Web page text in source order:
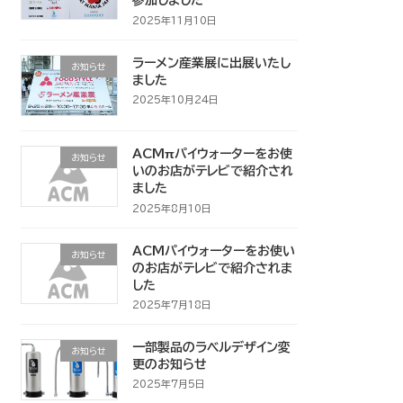
2025年11月10日
お知らせ
ラーメン産業展に出展いたし
ました
2025年10月24日
お知らせ
ACMπパイウォーターをお使
いのお店がテレビで紹介され
ました
2025年8月10日
お知らせ
ACMパイウォーターをお使い
のお店がテレビで紹介されま
した
2025年7月18日
お知らせ
一部製品のラベルデザイン変
更のお知らせ
2025年7月5日